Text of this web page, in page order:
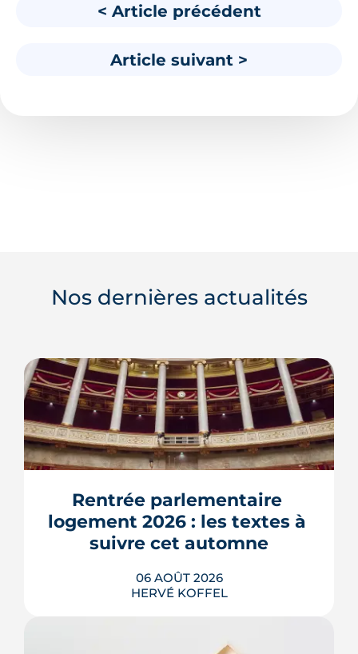
< Article précédent
Article suivant >
Nos dernières actualités
Rentrée parlementaire
logement 2026 : les textes à
suivre cet automne
06 AOÛT 2026
HERVÉ KOFFEL